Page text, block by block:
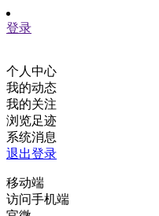
登录
个人中心
我的动态
我的关注
浏览足迹
系统消息
退出登录
移动端
访问手机端